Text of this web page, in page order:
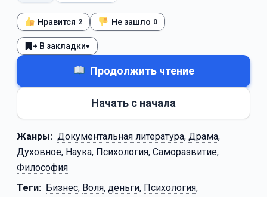
Нравится 2 Не зашло 0
+ В закладки▾
Продолжить чтение
Начать с начала
Жанры: Документальная литература, Драма,
Духовное, Наука, Психология, Саморазвитие,
Философия
Теги: Бизнес, Воля, деньги, Психология,